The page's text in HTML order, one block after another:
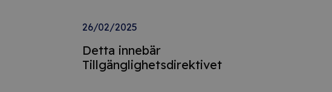
26/02/2025
Detta innebär
Tillgänglighetsdirektivet